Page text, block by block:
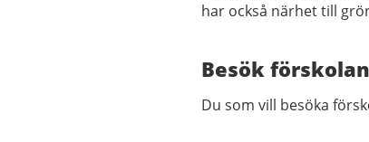
har också närhet till
Besök förskolan
Du som vill besöka